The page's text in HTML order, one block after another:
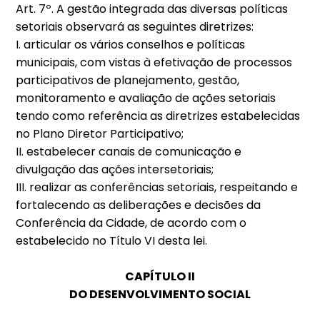
Art. 7º. A gestão integrada das diversas políticas
setoriais observará as seguintes diretrizes:
I. articular os vários conselhos e políticas
municipais, com vistas à efetivação de processos
participativos de planejamento, gestão,
monitoramento e avaliação de ações setoriais
tendo como referência as diretrizes estabelecidas
no Plano Diretor Participativo;
II. estabelecer canais de comunicação e
divulgação das ações intersetoriais;
III. realizar as conferências setoriais, respeitando e
fortalecendo as deliberações e decisões da
Conferência da Cidade, de acordo com o
estabelecido no Título VI desta lei.
CAPÍTULO II
DO DESENVOLVIMENTO SOCIAL